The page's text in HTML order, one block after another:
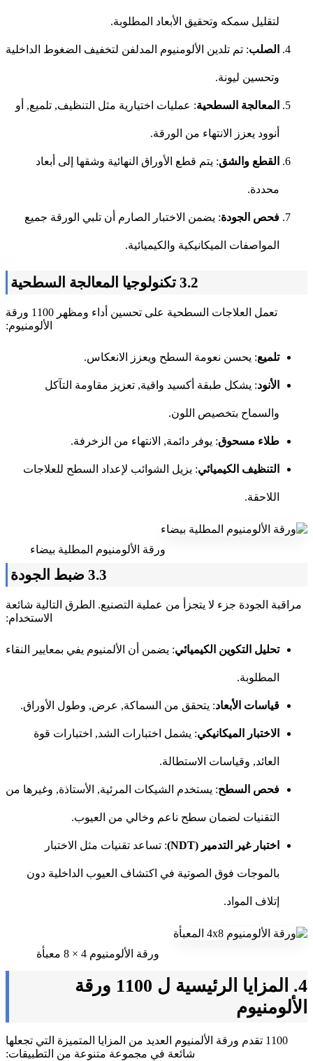
لتقليل سمكه وتحقيق الأبعاد المطلوبة.
الصلب: تم تلدين الألومنيوم المدلفن لتخفيف الضغوط الداخلية
وتحسين ليونة.
المعالجة السطحية: عمليات اختيارية مثل التنظيف, تلميع, أو
أنوود يعزز الانتهاء من الورقة.
القطع والشق: يتم قطع الأوراق النهائية وشقها إلى أبعاد
محددة.
فحص الجودة: يضمن الاختبار الصارم أن تلبي الورقة جميع
المواصفات الميكانيكية والكيميائية.
3.2 تكنولوجيا المعالجة السطحية
تعمل العلاجات السطحية على تحسين أداء ومظهر 1100 ورقة
الألومنيوم:
تلميع: يحسن نعومة السطح ويعزز الانعكاس.
الأنود: يشكل طبقة أكسيد واقية, تعزيز مقاومة التآكل
والسماح بتخصيص اللون.
طلاء مسحوق: يوفر دائمة, الانتهاء من الزخرفة.
التنظيف الكيميائي: يزيل الشوائب لإعداد السطح للعلاجات
اللاحقة.
ورقة الألومنيوم المطلية بيضاء
3.3 ضبط الجودة
مراقبة الجودة جزء لا يتجزأ من عملية التصنيع. الطرق التالية شائعة
الاستخدام:
تحليل التكوين الكيميائي: يضمن أن الألمنيوم يفي بمعايير النقاء
المطلوبة.
قياسات الأبعاد: يتحقق من السماكة, عرض, وطول الأوراق.
الاختبار الميكانيكي: يشمل اختبارات الشد, اختبارات قوة
العائد, وقياسات الاستطالة.
فحص السطح: يستخدم الشيكات المرئية, الأستاذة, وغيرها من
التقنيات لضمان سطح ناعم وخالي من العيوب.
اختبار غير التدمير (NDT) : تساعد تقنيات مثل الاختبار
بالموجات فوق الصوتية في اكتشاف العيوب الداخلية دون
إتلاف المواد.
ورقة الألومنيوم 4 × 8 معبأة
4. المزايا الرئيسية ل 1100 ورقة
الألومنيوم
1100 تقدم ورقة الألمنيوم العديد من المزايا المتميزة التي تجعلها
شائعة في مجموعة متنوعة من التطبيقات: